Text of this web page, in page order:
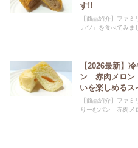
す!!
【商品紹介】ファ
カツ」を食べてみま
【2026最新】
ン 赤肉メロン
いを楽しめるス
【商品紹介】ファ
りーむパン 赤肉メ